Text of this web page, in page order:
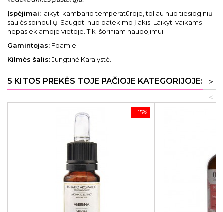
Įspėjimai: laikyti kambario temperatūroje, toliau nuo tiesioginių
saulės spindulių. Saugoti nuo patekimo į akis. Laikyti vaikams
nepasiekiamoje vietoje. Tik išoriniam naudojimui.
Gamintojas: Foamie.
Kilmės šalis:Jungtinė Karalystė.
5 KITOS PREKĖS TOJE PAČIOJE KATEGORIJOJE:
>
<
−15%